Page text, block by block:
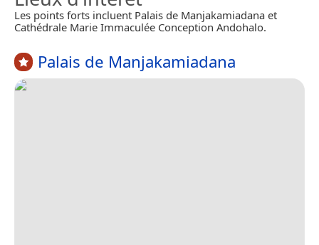
Les points forts incluent Palais de Manjakamiadana et
Cathédrale Marie Immaculée Conception Andohalo.
Palais de Manjakamiadana